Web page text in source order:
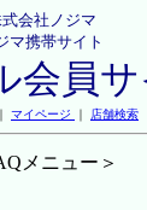
会社ノジマ
マ携帯サイト
会員サ
｜ マイページ ｜ 店舗検索
メニュー＞